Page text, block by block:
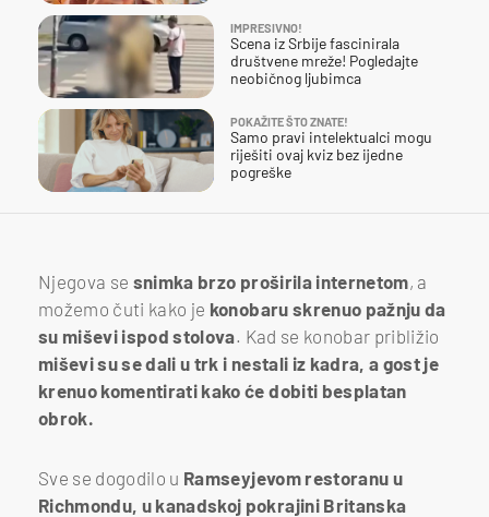
IMPRESIVNO!
Scena iz Srbije fascinirala
društvene mreže! Pogledajte
neobičnog ljubimca
POKAŽITE ŠTO ZNATE!
Samo pravi intelektualci mogu
riješiti ovaj kviz bez ijedne
pogreške
Njegova se snimka brzo proširila internetom, a
možemo čuti kako je konobaru skrenuo pažnju da
su miševi ispod stolova. Kad se konobar približio
miševi su se dali u trk i nestali iz kadra, a gost je
krenuo komentirati kako će dobiti besplatan
obrok.
Sve se dogodilo u Ramseyjevom restoranu u
Richmondu, u kanadskoj pokrajini Britanska